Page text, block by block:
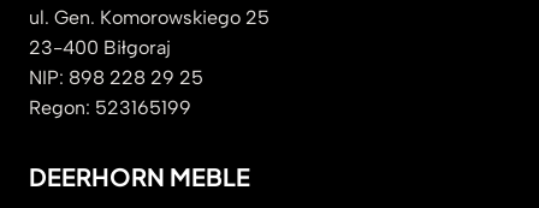
ul. Gen. Komorowskiego 25
23-400 Biłgoraj
NIP: 898 228 29 25
Regon: 523165199
DEERHORN MEBLE